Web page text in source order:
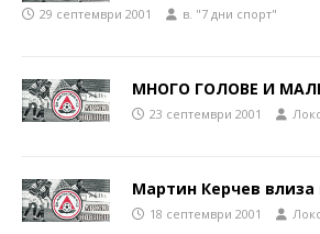
29 септември 2001 в. "7 дни спорт"
МНОГО ГОЛОВЕ И
23 септември 2001
Мартин Керчев влиза
18 септември 2001